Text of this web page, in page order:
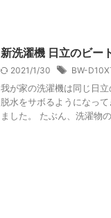
新洗濯機 日立のビー
2021/1/30 BW-
我が家の洗濯機は同じ日
脱水をサボるようになっ
ました。 たぶん、洗濯物